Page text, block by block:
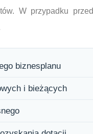
W przypadku
biznesplanu
i bieżących